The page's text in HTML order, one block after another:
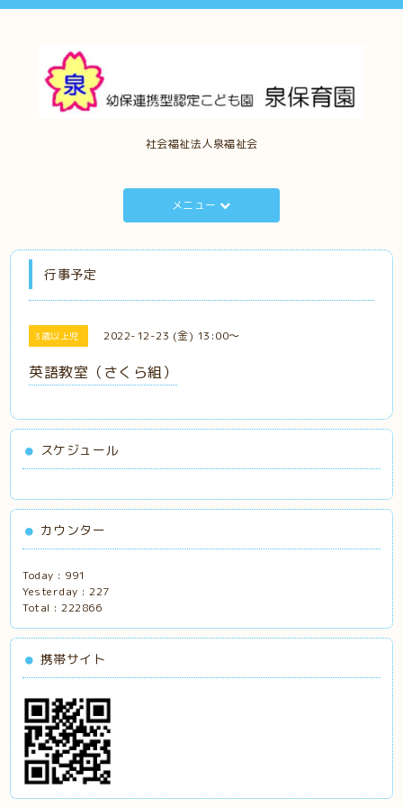
社会福祉法人泉福祉会
メニュー
行事予定
3歳以上児 2022-12-23 (金) 13:00～
英語教室（さくら組）
スケジュール
カウンター
Today : 991
Yesterday :227
Total :222866
携帯サイト